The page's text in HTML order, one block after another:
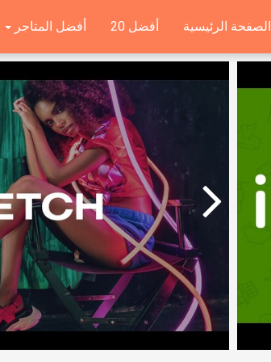
أفضل المتاجر أفضل 20 الصفحة الرئيسية